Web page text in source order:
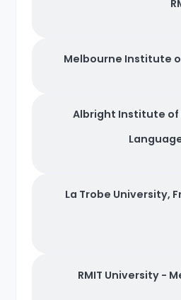
Melbourne Institute
Albright Institute of
La Trobe University,
RMIT University -